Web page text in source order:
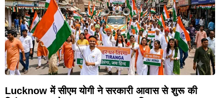
Lucknow में सीएम योगी ने सरकारी आवास से शुरू की